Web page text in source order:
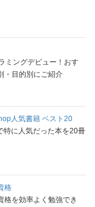
ミングデビュー！おす
・目的別にご紹介
人気書籍 ベスト20
特に人気だった本を20冊
格
格を効率よく勉強でき